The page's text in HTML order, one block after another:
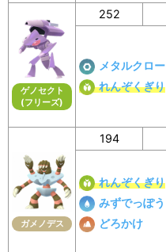
ゲノセクト
(フリーズ)
252
メタルクロー
れんぞくぎり
ガメノデス
194
れんぞくぎり
みずでっぽう
どろかけ